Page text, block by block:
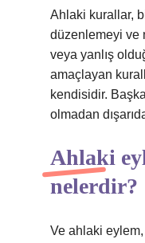
Ahlaki kurallar,
düzenlemeyi ve
veya yanlış
amaçlayan
kendisidir.
olmadan
Ahlaki
nelerdir?
Ve ahlaki